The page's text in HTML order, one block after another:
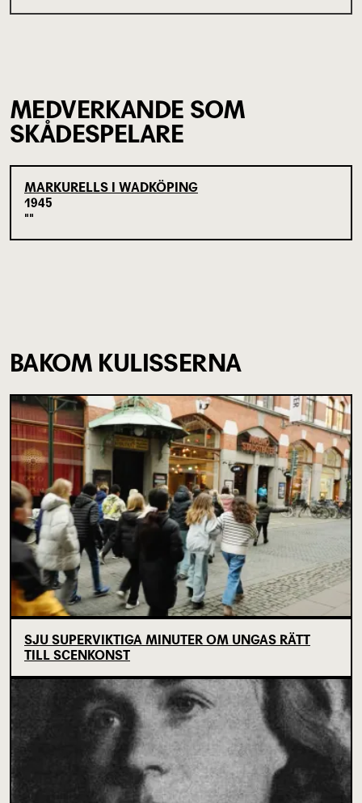
MEDVERKANDE SOM
SKÅDESPELARE
MARKURELLS I WADKÖPING
1945
BAKOM KULISSERNA
SJU SUPERVIKTIGA MINUTER OM UNGAS RÄTT
TILL SCENKONST